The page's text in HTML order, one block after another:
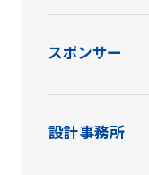
スポンサー
設計事務所